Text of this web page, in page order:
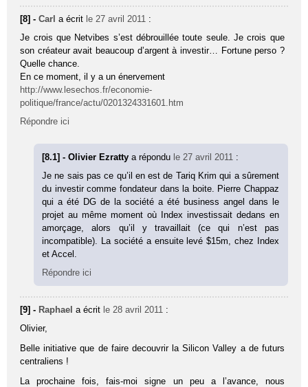
[8] -Carl a écrit le 27 avril 2011 :
Je crois que Netvibes s’est débrouillée toute seule. Je crois que
son créateur avait beaucoup d’argent à investir… Fortune perso ?
Quelle chance.
En ce moment, il y a un énervement
http://www.lesechos.fr/economie-
politique/france/actu/0201324331601.htm
Répondre ici
[8.1] - Olivier Ezrattya répondu le 27 avril 2011 :
Je ne sais pas ce qu’il en est de Tariq Krim qui a sûrement
du investir comme fondateur dans la boite. Pierre Chappaz
qui a été DG de la société a été business angel dans le
projet au même moment où Index investissait dedans en
amorçage, alors qu’il y travaillait (ce qui n’est pas
incompatible). La société a ensuite levé $15m, chez Index
et Accel.
Répondre ici
[9] - Raphael a écrit le 28 avril 2011 :
Olivier,
Belle initiative que de faire decouvrir la Silicon Valley a de futurs
centraliens !
La prochaine fois, fais-moi signe un peu a l’avance, nous